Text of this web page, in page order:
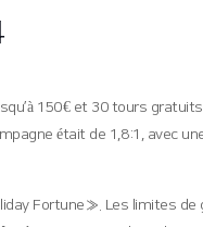
150 € et 30 tours
était de 1,8 :1, avec
Fortune ». Les limites de